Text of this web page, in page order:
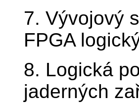
7. Vývojový
FPGA
8. Logická
jaderných